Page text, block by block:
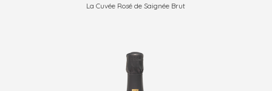
La Cuvée Rosé de Saignée Brut